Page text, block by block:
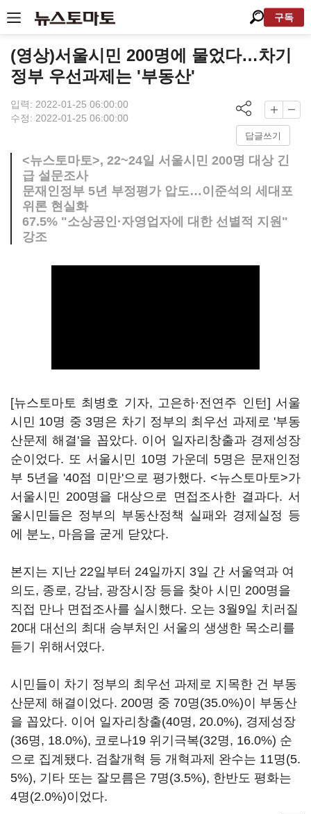
구독
(영상)서울시민 200명에 물었다…차기
정부 우선과제는 '부동산'
입력: 2022-01-25 06:00:00
수정: 2022-01-25 06:00:00
답글쓰기
<뉴스토마토>, 22~24일 서울시민 200명 대상 긴
급 설문조사
문재인정부 5년 부정평가 압도…이준석의 세대포
위론 현실화
67.5% "소상공인·자영업자에 대한 선별적 지원"
강조
[뉴스토마토 최병호 기자, 고은하·전연주 인턴] 서울
시민 10명 중 3명은 차기 정부의 최우선 과제로 '부동
산문제 해결'을 꼽았다. 이어 일자리창출과 경제성장
순이었다. 또 서울시민 10명 가운데 5명은 문재인정
부 5년을 '40점 미만'으로 평가했다. <뉴스토마토>가
서울시민 200명을 대상으로 면접조사한 결과다. 서
울시민들은 정부의 부동산정책 실패와 경제실정 등
에 분노, 마음을 굳게 닫았다.
본지는 지난 22일부터 24일까지 3일 간 서울역과 여
의도, 종로, 강남, 광장시장 등을 찾아 시민 200명을
직접 만나 면접조사를 실시했다. 오는 3월9일 치러질
20대 대선의 최대 승부처인 서울의 생생한 목소리를
듣기 위해서였다.
시민들이 차기 정부의 최우선 과제로 지목한 건 부동
산문제 해결이었다. 200명 중 70명(35.0%)이 부동산
을 꼽았다. 이어 일자리창출(40명, 20.0%), 경제성장
(36명, 18.0%), 코로나19 위기극복(32명, 16.0%) 순
으로 집계됐다. 검찰개혁 등 개혁과제 완수는 11명(5.
5%), 기타 또는 잘모름은 7명(3.5%), 한반도 평화는
4명(2.0%)이었다.